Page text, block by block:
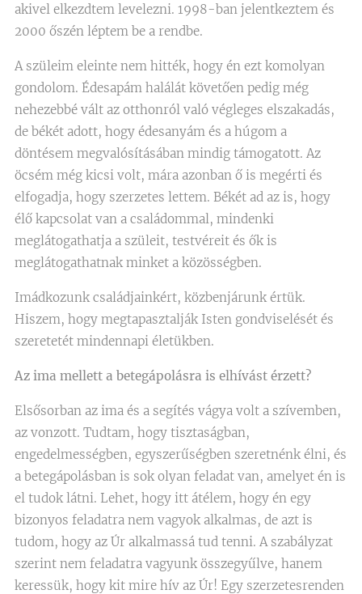
akivel elkezdtem levelezni. 1998-ban jelentkeztem és
2000 őszén léptem be a rendbe.
A szüleim eleinte nem hitték, hogy én ezt komolyan
gondolom. Édesapám halálát követően pedig még
nehezebbé vált az otthonról való végleges elszakadás,
de békét adott, hogy édesanyám és a húgom a
döntésem megvalósításában mindig támogatott. Az
öcsém még kicsi volt, mára azonban ő is megérti és
elfogadja, hogy szerzetes lettem. Békét ad az is, hogy
élő kapcsolat van a családommal, mindenki
meglátogathatja a szüleit, testvéreit és ők is
meglátogathatnak minket a közösségben.
Imádkozunk családjainkért, közbenjárunk értük.
Hiszem, hogy megtapasztalják Isten gondviselését és
szeretetét mindennapi életükben.
Az ima mellett a betegápolásra is elhívást érzett?
Elsősorban az ima és a segítés vágya volt a szívemben,
az vonzott. Tudtam, hogy tisztaságban,
engedelmességben, egyszerűségben szeretnénk élni, és
a betegápolásban is sok olyan feladat van, amelyet én is
el tudok látni. Lehet, hogy itt átélem, hogy én egy
bizonyos feladatra nem vagyok alkalmas, de azt is
tudom, hogy az Úr alkalmassá tud tenni. A szabályzat
szerint nem feladatra vagyunk összegyűlve, hanem
keressük, hogy kit mire hív az Úr! Egy szerzetesrenden